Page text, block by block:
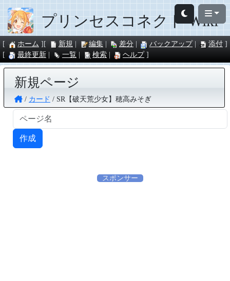
プリンセスコネクト Wiki
ホーム 新規 編集 差分 バックアップ
添付
最終更新
一覧 検索 ヘルプ
新規ページ
カード SR【破天荒少女】穂高みそぎ
スポンサー